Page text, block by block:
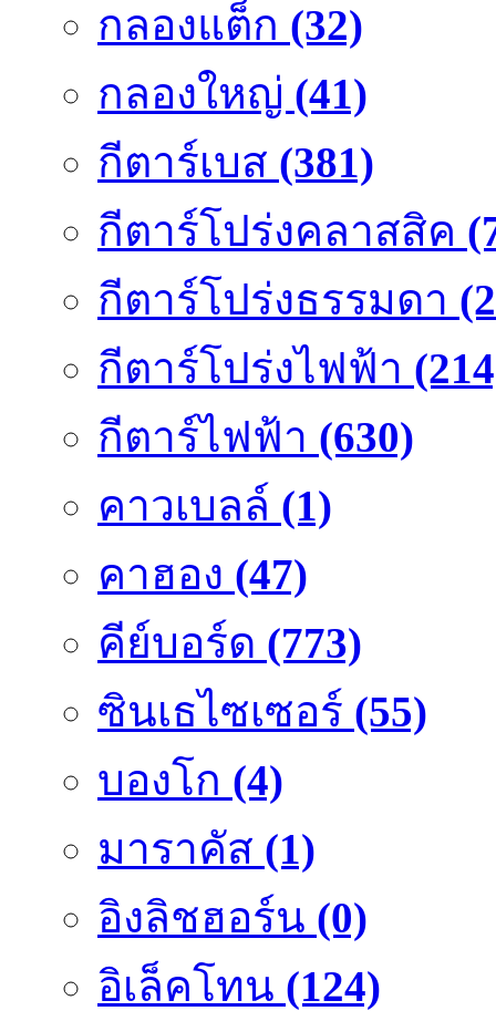
กลองแต็ก (32)
กลองใหญ่ (41)
กีตาร์เบส (381)
กีตาร์โปร่งคลาสสิค
กีตาร์โปร่งธรรมดา
กีตาร์โปร่งไฟฟ้า
กีตาร์ไฟฟ้า (630)
คาวเบลล์ (1)
คาฮอง (47)
คีย์บอร์ด (773)
ซินเธไซเซอร์ (55)
บองโก (4)
มาราคัส (1)
อิงลิชฮอร์น (0)
อิเล็คโทน (124)